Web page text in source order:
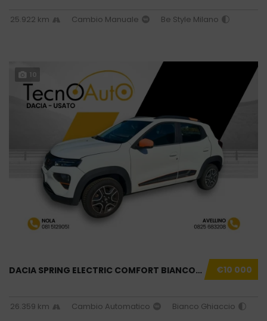
25.922 km Cambio Manuale Be Style Milano
10
€10 000
DACIA SPRING ELECTRIC COMFORT BIANCO USATO N...
26.359 km Cambio Automatico Bianco Ghiaccio